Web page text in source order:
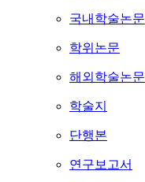
국내학술논문
학위논문
해외학술논문
학술지
단행본
연구보고서